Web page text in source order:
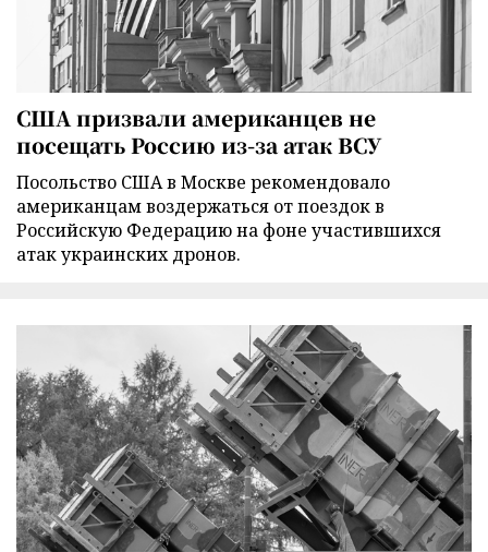
США призвали американцев не
посещать Россию из-за атак ВСУ
Посольство США в Москве рекомендовало
американцам воздержаться от поездок в
Российскую Федерацию на фоне участившихся
атак украинских дронов.